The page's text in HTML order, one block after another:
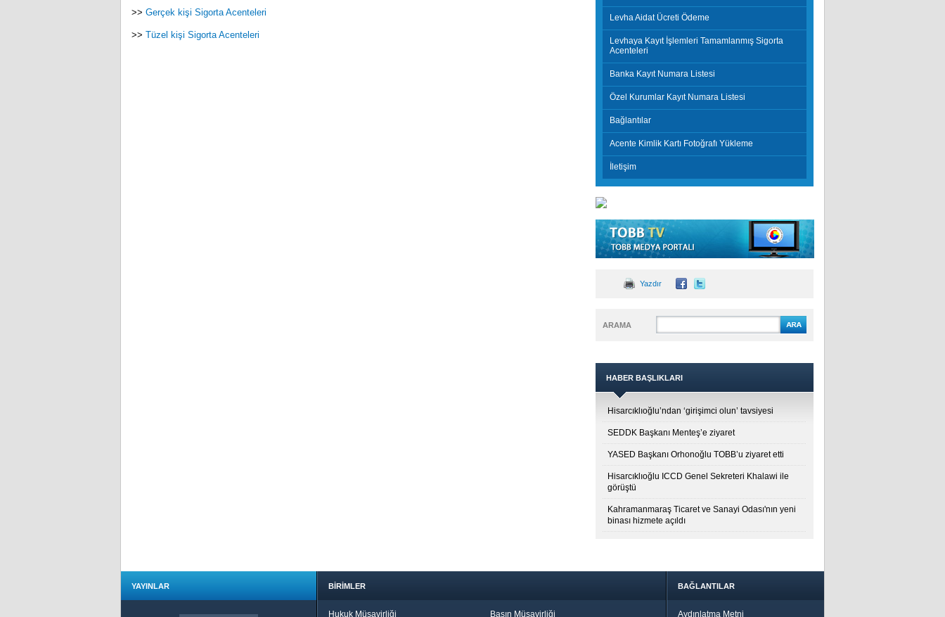
>> Gerçek kişi Sigorta Acenteleri
>> Tüzel kişi Sigorta Acenteleri
Levha Aidat Ücreti Ödeme
Levhaya Kayıt İşlemleri Tamamlanmış Sigorta
Acenteleri
Banka Kayıt Numara Listesi
Özel Kurumlar Kayıt Numara Listesi
Bağlantılar
Acente Kimlik Kartı Fotoğrafı Yükleme
İletişim
Yazdır
ARAMA
HABER BAŞLIKLARI
Hisarcıklıoğlu’ndan ‘girişimci olun’ tavsiyesi
SEDDK Başkanı Menteş’e ziyaret
YASED Başkanı Orhonoğlu TOBB’u ziyaret etti
Hisarcıklıoğlu ICCD Genel Sekreteri Khalawi ile
görüştü
Kahramanmaraş Ticaret ve Sanayi Odası'nın yeni
binası hizmete açıldı
YAYINLAR BİRİMLER
Hukuk Müşavirliği Basın Müşavirliği
BAĞLANTILAR
Aydınlatma Metni